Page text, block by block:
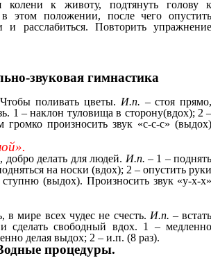
колени к животу, подтянуть голову
этом положении, после чего
и расслабиться. Повторить
звуковая гимнастика
поливать цветы. И.п. – стоя
1 – наклон туловища в сторону(вдох); 2
громко произносить звук «с-с-с»
добро делать для людей. И.п. – 1 –
на носки (вдох); 2 – опустить
(выдох). Произносить звук «у-х-
в мире всех чудес не счесть. И.п. –
сделать свободный вдох. 1 –
делая выдох; 2 – и.п. (8 раз).
процедуры.